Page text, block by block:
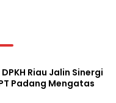
Riau Jalin Sinergi
Padang Mengatas